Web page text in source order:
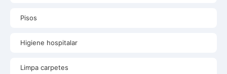
Pisos
Higiene hospitalar
Limpa carpetes